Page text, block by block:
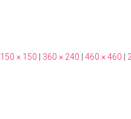
150 × 150 360 × 240 460 × 460